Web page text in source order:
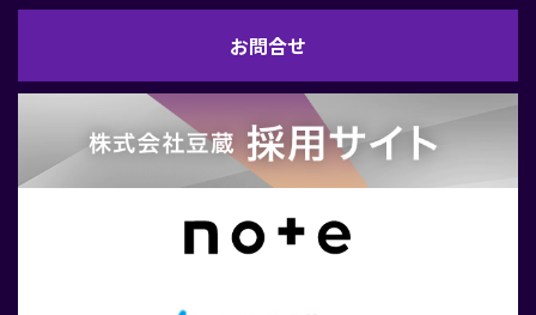
お問合せ